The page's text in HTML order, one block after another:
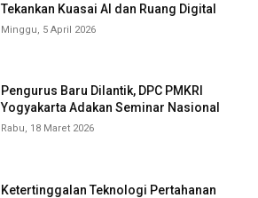
Tekankan Kuasai AI dan Ruang Digital
Minggu, 5 April 2026
Pengurus Baru Dilantik, DPC PMKRI
Yogyakarta Adakan Seminar Nasional
Rabu, 18 Maret 2026
Ketertinggalan Teknologi Pertahanan